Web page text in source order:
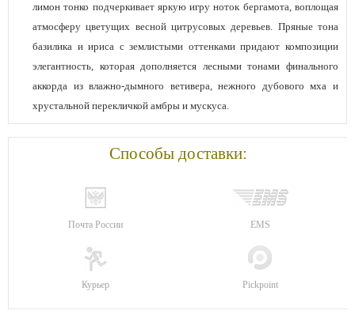
лимон тонко подчеркивает яркую игру ноток бергамота, воплощая
атмосферу цветущих весной цитрусовых деревьев. Пряные тона
базилика и ириса с землистыми оттенками придают композиции
элегантность, которая дополняется лесными тонами финального
аккорда из влажно-дымного ветивера, нежного дубового мха и
хрустальной перекличкой амбры и мускуса.
Способы доставки:
Почта России EMS
Курьер Pickpoint